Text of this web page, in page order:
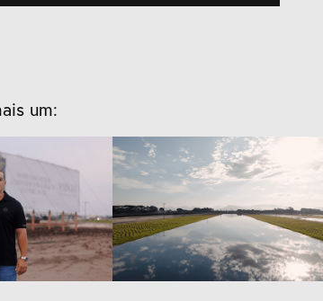
um:
-
2024
Dorata
Empreendimentos -
Seasons | Maio de 2024